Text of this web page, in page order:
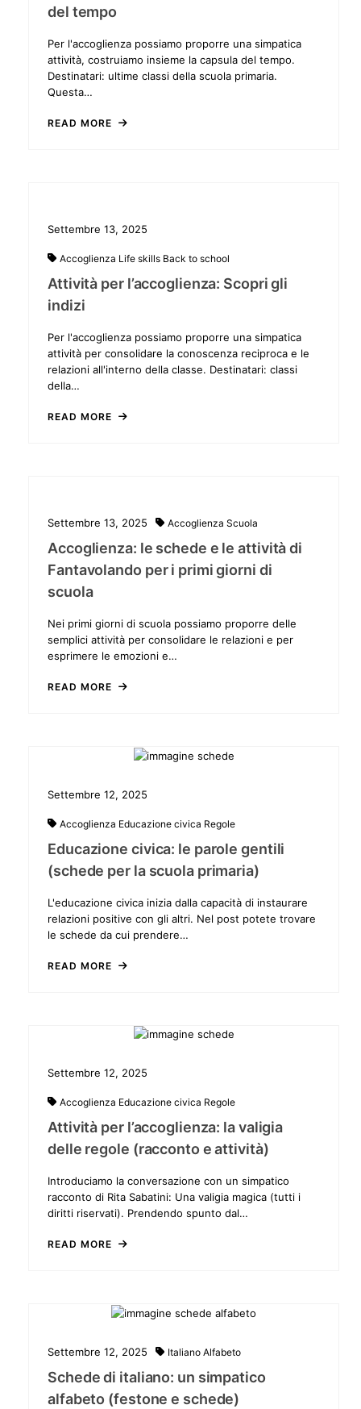
del tempo
Per l'accoglienza possiamo proporre una simpatica
attività, costruiamo insieme la capsula del tempo.
Destinatari: ultime classi della scuola primaria.
Questa…
READ MORE
Settembre 13, 2025
Accoglienza Life skills Back to school
Attività per l’accoglienza: Scopri gli
indizi
Per l'accoglienza possiamo proporre una simpatica
attività per consolidare la conoscenza reciproca e le
relazioni all'interno della classe. Destinatari: classi
della…
READ MORE
Settembre 13, 2025 Accoglienza Scuola
Accoglienza: le schede e le attività di
Fantavolando per i primi giorni di
scuola
Nei primi giorni di scuola possiamo proporre delle
semplici attività per consolidare le relazioni e per
esprimere le emozioni e…
READ MORE
Settembre 12, 2025
Accoglienza Educazione civica Regole
Educazione civica: le parole gentili
(schede per la scuola primaria)
L'educazione civica inizia dalla capacità di instaurare
relazioni positive con gli altri. Nel post potete trovare
le schede da cui prendere…
READ MORE
Settembre 12, 2025
Accoglienza Educazione civica Regole
Attività per l’accoglienza: la valigia
delle regole (racconto e attività)
Introduciamo la conversazione con un simpatico
racconto di Rita Sabatini: Una valigia magica (tutti i
diritti riservati). Prendendo spunto dal…
READ MORE
Settembre 12, 2025 Italiano Alfabeto
Schede di italiano: un simpatico
alfabeto (festone e schede)